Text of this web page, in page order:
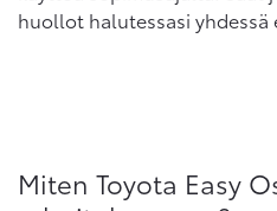
huollot halutessasi yhdessä
Miten Toyota Easy